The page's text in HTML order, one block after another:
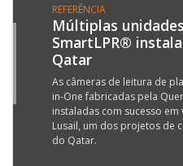
REFERÊNCIA
Múltiplas
SmartLPR®
Qatar
As câmeras de leitura de
in-One fabricadas pela
instaladas com sucesso
Lusail, um dos projetos de
do Qatar.